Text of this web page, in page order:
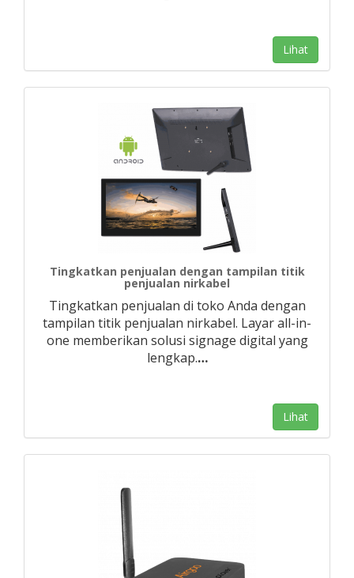
Lihat
Tingkatkan penjualan dengan tampilan titik
penjualan nirkabel
Tingkatkan penjualan di toko Anda dengan
tampilan titik penjualan nirkabel. Layar all-in-
one memberikan solusi signage digital yang
lengkap.…
Lihat